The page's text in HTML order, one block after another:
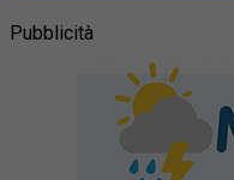
Pubblicità